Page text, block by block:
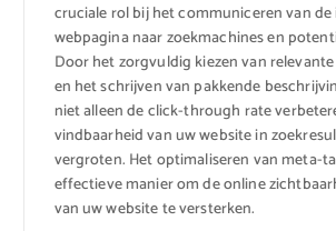
cruciale rol bij het communiceren van
webpagina naar zoekmachines en
Door het zorgvuldig kiezen van
en het schrijven van pakkende
niet alleen de click-through rate
vindbaarheid van uw website in
vergroten. Het optimaliseren van meta-
effectieve manier om de online
van uw website te versterken.